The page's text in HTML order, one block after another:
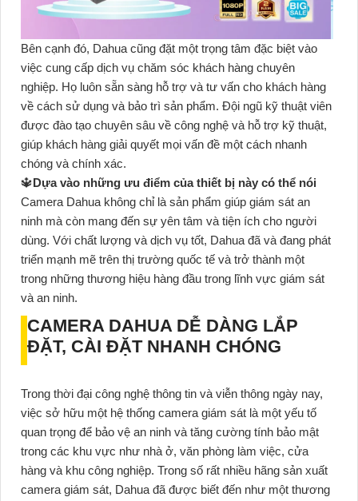
Bên cạnh đó, Dahua cũng đặt một trọng tâm đặc biệt vào
việc cung cấp dịch vụ chăm sóc khách hàng chuyên
nghiệp. Họ luôn sẵn sàng hỗ trợ và tư vấn cho khách hàng
về cách sử dụng và bảo trì sản phẩm. Đội ngũ kỹ thuật viên
được đào tạo chuyên sâu về công nghệ và hỗ trợ kỹ thuật,
giúp khách hàng giải quyết mọi vấn đề một cách nhanh
chóng và chính xác.
🔱Dựa vào những ưu điểm của thiết bị này có thể nói
Camera Dahua không chỉ là sản phẩm giúp giám sát an
ninh mà còn mang đến sự yên tâm và tiện ích cho người
dùng. Với chất lượng và dịch vụ tốt, Dahua đã và đang phát
triển mạnh mẽ trên thị trường quốc tế và trở thành một
trong những thương hiệu hàng đầu trong lĩnh vực giám sát
và an ninh.
CAMERA DAHUA DỄ DÀNG LẮP
ĐẶT, CÀI ĐẶT NHANH CHÓNG
Trong thời đại công nghệ thông tin và viễn thông ngày nay,
việc sở hữu một hệ thống camera giám sát là một yếu tố
quan trọng để bảo vệ an ninh và tăng cường tính bảo mật
trong các khu vực như nhà ở, văn phòng làm việc, cửa
hàng và khu công nghiệp. Trong số rất nhiều hãng sản xuất
camera giám sát, Dahua đã được biết đến như một thương